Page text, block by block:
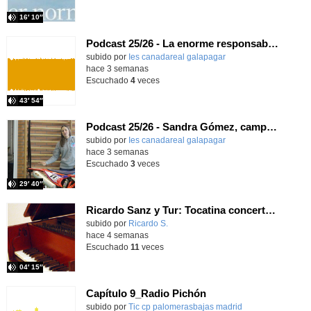
16′ 10″
Podcast 25/26 - La enorme responsabilidad de ser juez
subido por Ies canadareal galapagar
43′ 54″
-
hace 3 semanas
Escuchado 4veces
Podcast 25/26 - Sandra Gómez, campeona de Enduro
subido por Ies canadareal galapagar
29′ 40″
-
hace 3 semanas
Escuchado 3veces
Ricardo Sanz y Tur: Tocatina concertante al aire español
subido por Ricardo S.
04′ 15″
hace 4 semanas
Escuchado 11 veces
Capítulo 9_Radio Pichón
Contenido educativo.
subido por Tic cp palomerasbajas madrid